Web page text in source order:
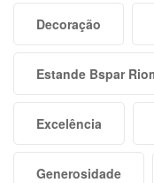
Decoração
Estande Bspar
Excelência
Generosidade